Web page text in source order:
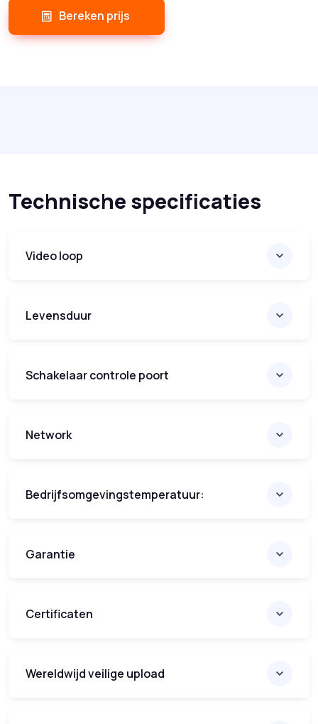
Bereken prijs
Technische specificaties
Video loop
Levensduur
Schakelaar controle poort
Network
Bedrijfsomgevingstemperatuur:
Garantie
Certificaten
Wereldwijd veilige upload